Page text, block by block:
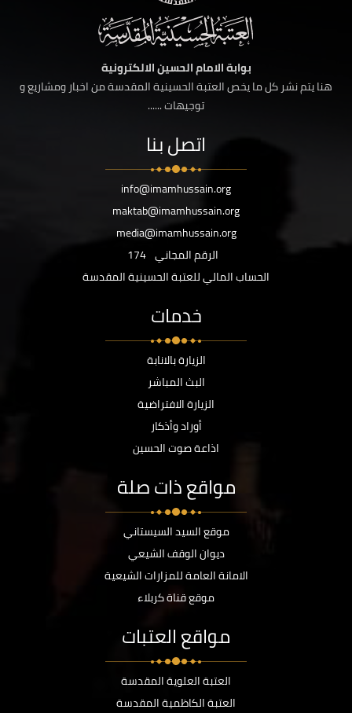
بوابة الامام الحسين الالكترونية
هنا يتم نشر كل ما يخص العتبة الحسينية المقدسة من اخبار ومشاريع و
توجيهات ......
اتصل بنا
info@imamhussain.org
maktab@imamhussain.org
media@imamhussain.org
الرقم المجاني 174
الحساب المالي للعتبة الحسينية المقدسة
خدمات
الزيارة بالانابة
البث المباشر
الزيارة الافتراضية
أوراد وأذكار
اذاعة صوت الحسين
مواقع ذات صلة
موقع السيد السيستاني
ديوان الوقف الشيعي
الامانة العامة للمزارات الشيعية
موقع قناة كربلاء
مواقع العتبات
العتبة العلوية المقدسة
العتبة الكاظمية المقدسة